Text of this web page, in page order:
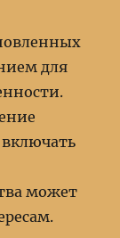
для
может